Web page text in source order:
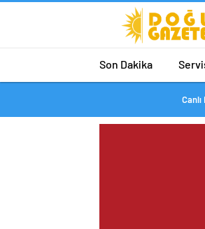
Son Dakika
Canlı